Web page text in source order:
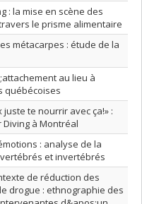
: la mise en scène des
le prisme alimentaire
métacarpes : étude de la
au lieu à
québécoises
juste te nourrir avec ça!» :
à Montréal
: analyse de la
et invertébrés
de réduction des
drogue : ethnographie des